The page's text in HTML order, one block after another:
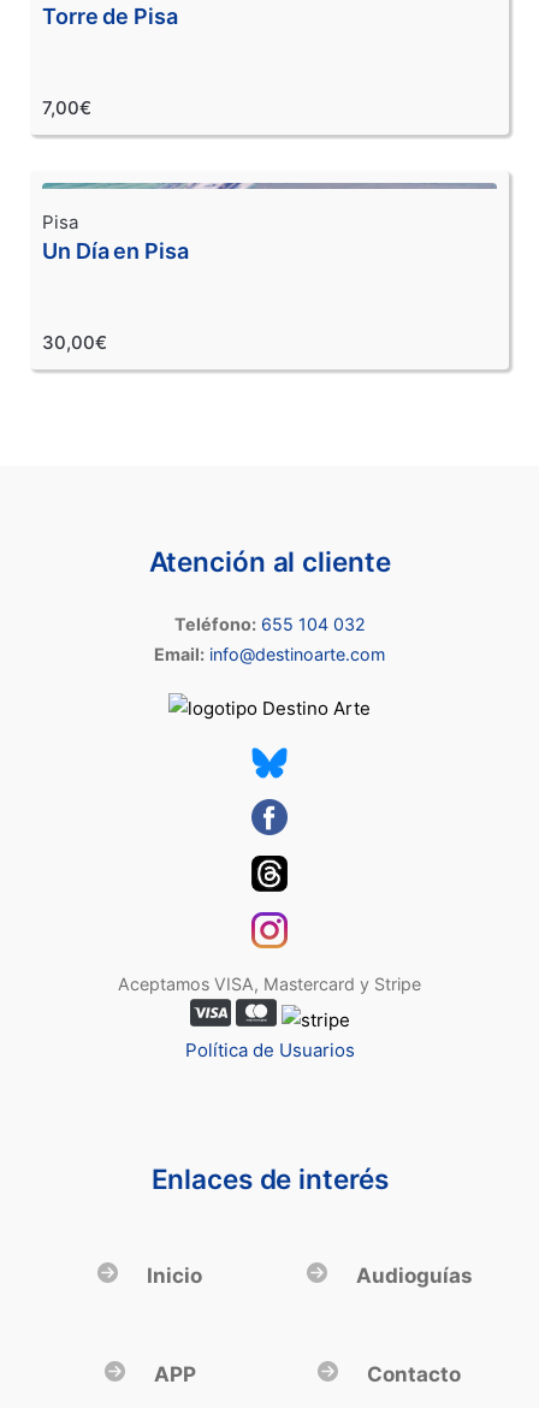
Torre de Pisa
7,00€
Pisa
Un Día en Pisa
30,00€
Atención al cliente
Teléfono: 655 104 032
Email: info@destinoarte.com
Aceptamos VISA, Mastercard y Stripe
Política de Usuarios
Enlaces de interés
Inicio Audioguías
APP Contacto